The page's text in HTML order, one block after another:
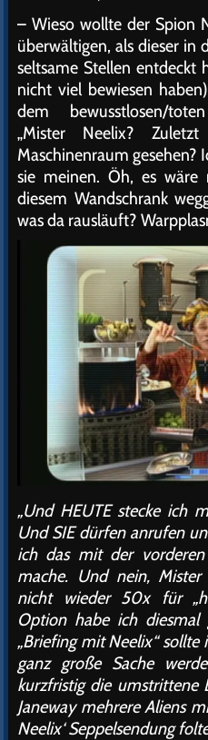
– Wieso wollte der Spion
überwältigen, als dieser in
seltsame Stellen entdeckt
nicht viel bewiesen
dem bewusstlosen/
„Mister Neelix?
Maschinenraum gesehen?
sie meinen. Öh, es
diesem Wandschrank
was da rausläuft?
„Und HEUTE stecke ich
Und SIE dürfen anrufen
ich das mit der
mache. Und nein, Mister
nicht wieder 50x für
Option habe ich diesmal
„Briefing mit Neelix“ sollte
ganz große Sache
kurzfristig die umstrittene
Janeway mehrere Aliens
Neelix‘ Seppelsendung